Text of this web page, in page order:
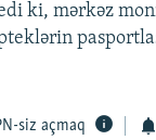
ki, mərkəz
siz açmaq